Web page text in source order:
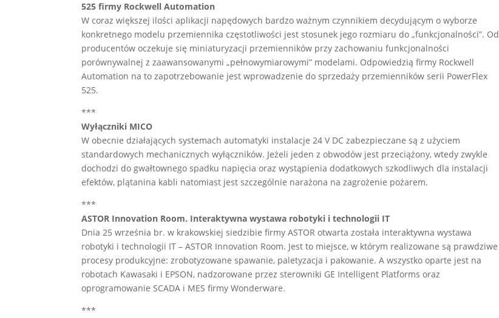
525 firmy Rockwell Automation
W coraz większej ilości aplikacji napędowych bardzo ważnym czynnikiem decydującym o wyborze
konkretnego modelu przemiennika częstotliwości jest stosunek jego rozmiaru do „funkcjonalności”. Od
producentów oczekuje się miniaturyzacji przemienników przy zachowaniu funkcjonalności
porównywalnej z zaawansowanymi „pełnowymiarowymi” modelami. Odpowiedzią firmy Rockwell
Automation na to zapotrzebowanie jest wprowadzenie do sprzedaży przemienników serii PowerFlex
525.
***
Wyłączniki MICO
W obecnie działających systemach automatyki instalacje 24 V DC zabezpieczane są z użyciem
standardowych mechanicznych wyłączników. Jeżeli jeden z obwodów jest przeciążony, wtedy zwykle
dochodzi do gwałtownego spadku napięcia oraz wystąpienia dodatkowych szkodliwych dla instalacji
efektów, plątanina kabli natomiast jest szczególnie narażona na zagrożenie pożarem.
***
ASTOR Innovation Room. Interaktywna wystawa robotyki i technologii IT
Dnia 25 września br. w krakowskiej siedzibie firmy ASTOR otwarta została interaktywna wystawa
robotyki i technologii IT – ASTOR Innovation Room. Jest to miejsce, w którym realizowane są prawdziwe
procesy produkcyjne: zrobotyzowane spawanie, paletyzacja i pakowanie. A wszystko oparte jest na
robotach Kawasaki i EPSON, nadzorowane przez sterowniki GE Intelligent Platforms oraz
oprogramowanie SCADA i MES firmy Wonderware.
***